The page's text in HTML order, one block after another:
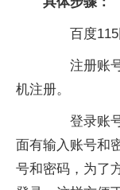
百度115
注册账号
机注册。
登录账号
面有输入账号和
号和密码，为了